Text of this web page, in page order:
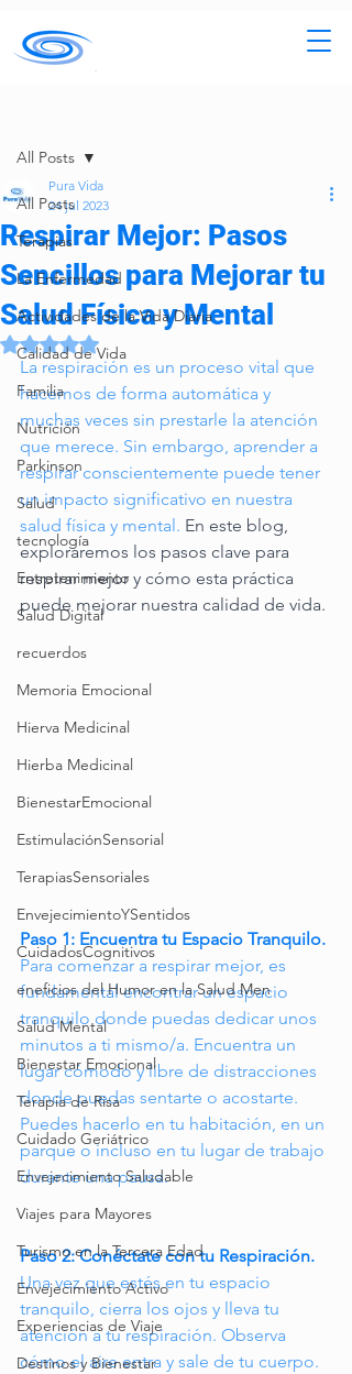
All Posts
Terapias
La Enfermedad
Actividades de la Vida Diaria
Calidad de Vida
Familia
Nutrición
Parkinson
Salud
tecnología
Entretenimiento
Salud Digital
recuerdos
Memoria Emocional
Hierva Medicinal
Hierba Medicinal
BienestarEmocional
EstimulaciónSensorial
TerapiasSensoriales
EnvejecimientoYSentidos
CuidadosCognitivos
eneficios del Humor en la Salud Men
Salud Mental
Bienestar Emocional
Terapia de Risa
Cuidado Geriátrico
Envejecimiento Saludable
Viajes para Mayores
Turismo en la Tercera Edad
Envejecimiento Activo
Experiencias de Viaje
Destinos y Bienestar
All Posts
Respirar Mejor: Pasos
Sencillos para Mejorar tu
Salud Física y Mental
Pura Vida
24 jul 2023
Obtuvo NaN de 5 estrellas.
La respiración es un proceso vital que
hacemos de forma automática y
muchas veces sin prestarle la atención
que merece. Sin embargo, aprender a
respirar conscientemente puede tener
un impacto significativo en nuestra
salud física y mental. En este blog,
exploraremos los pasos clave para
respirar mejor y cómo esta práctica
puede mejorar nuestra calidad de vida.
Paso 1: Encuentra tu Espacio Tranquilo.
Para comenzar a respirar mejor, es
fundamental encontrar un espacio
tranquilo donde puedas dedicar unos
minutos a ti mismo/a. Encuentra un
lugar cómodo y libre de distracciones
donde puedas sentarte o acostarte.
Puedes hacerlo en tu habitación, en un
parque o incluso en tu lugar de trabajo
durante una pausa.
Paso 2: Conéctate con tu Respiración.
Una vez que estés en tu espacio
tranquilo, cierra los ojos y lleva tu
atención a tu respiración. Observa
cómo el aire entra y sale de tu cuerpo.